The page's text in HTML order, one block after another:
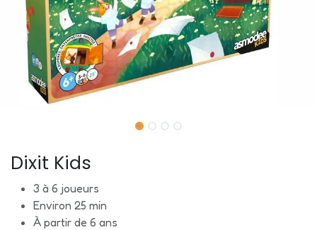
Dixit Kids
3 à 6 joueurs
Environ 25 min
À partir de 6 ans